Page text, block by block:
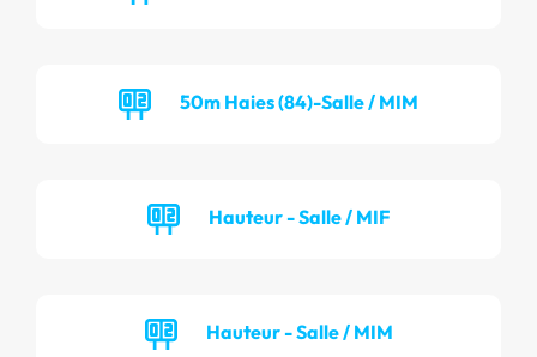
50m Haies (84)-Salle / MIM
Hauteur - Salle / MIF
Hauteur - Salle / MIM